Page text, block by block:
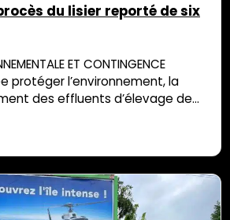
du lisier reporté de six
ET CONTINGENCE
protéger l’environnement, la
des effluents d’élevage de
a au contraire déversé
polluant sur ses parcelles et
par les services de…